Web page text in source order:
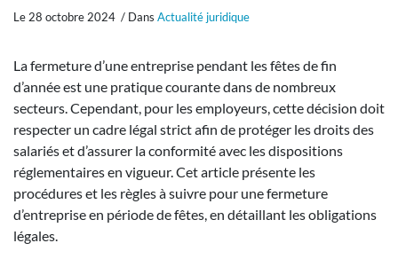
Le 28 octobre 2024 / Dans Actualité juridique
La fermeture d’une entreprise pendant les fêtes de fin
d’année est une pratique courante dans de nombreux
secteurs. Cependant, pour les employeurs, cette décision doit
respecter un cadre légal strict afin de protéger les droits des
salariés et d’assurer la conformité avec les dispositions
réglementaires en vigueur. Cet article présente les
procédures et les règles à suivre pour une fermeture
d’entreprise en période de fêtes, en détaillant les obligations
légales.